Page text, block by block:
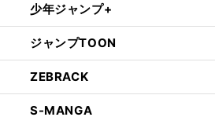
少年ジャンプ+
ジャンプTOON
ZEBRACK
S-MANGA